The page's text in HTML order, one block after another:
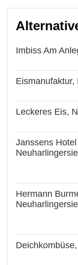
Imbiss Am
Eismanufaktur,
Leckeres Eis,
Janssens
Hermann